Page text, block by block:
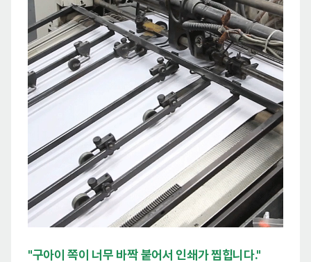
"구아이 쪽이 너무 바짝 붙어서 인쇄가 찝힙니다."